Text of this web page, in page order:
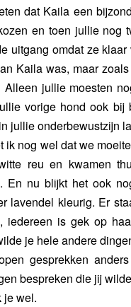
dat Kaila een
en toen jullie nog
uitgang omdat ze
Kaila was, maar
Alleen jullie moesten
vorige hond ook bij
jullie onderbewustzijn
ik nog wel dat we
reu en kwamen
En nu blijkt het ook
lavendel kleurig. Er
iedereen is gek op
je hele andere
gesprekken
bespreken die jij
je wel.